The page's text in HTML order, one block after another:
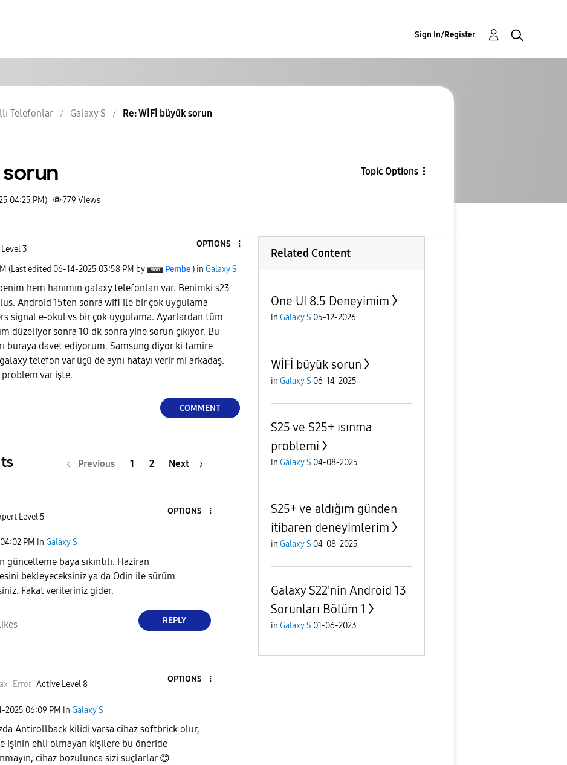
Sign In/Register
Telefonlar Galaxy S Re: WİFİ büyük sorun
sorun Topic Options
04:25 PM) 779 Views
3
OPTIONS
(Last edited ‎06-14-2025 03:58 PM by Pembe ) in Galaxy S
hem hanımın galaxy telefonları var. Benimki s23
Android 15ten sonra wifi ile bir çok uygulama
signal e-okul vs bir çok uygulama. Ayarlardan tüm
düzeliyor sonra 10 dk sonra yine sorun çıkıyor. Bu
buraya davet ediyorum. Samsung diyor ki tamire
telefon var üçü de aynı hatayı verir mi arkadaş.
var işte.
COMMENT
Previous 1 2 Next
Level 5
OPTIONS
04:02 PM in Galaxy S
güncelleme baya sıkıntılı. Haziran
bekleyeceksiniz ya da Odin ile sürüm
Fakat verileriniz gider.
REPLY
Active Level 8
OPTIONS
2025 06:09 PM in Galaxy S
Antirollback kilidi varsa cihaz softbrick olur,
işinin ehli olmayan kişilere bu öneride
cihaz bozulunca sizi suçlarlar 😊
Related Content
One UI 8.5 Deneyimim
in Galaxy S 05-12-2026
WİFİ büyük sorun
in Galaxy S 06-14-2025
S25 ve S25+ ısınma
problemi
in Galaxy S 04-08-2025
S25+ ve aldığım günden
itibaren deneyimlerim
in Galaxy S 04-08-2025
Galaxy S22'nin Android 13
Sorunları Bölüm 1
in Galaxy S 01-06-2023